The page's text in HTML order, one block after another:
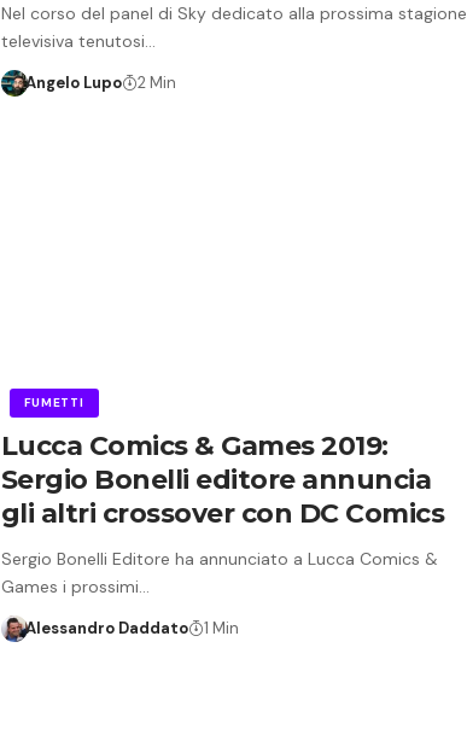
Nel corso del panel di Sky dedicato alla prossima stagione
televisiva tenutosi…
Angelo Lupo 2 Min
FUMETTI
Lucca Comics & Games 2019:
Sergio Bonelli editore annuncia
gli altri crossover con DC Comics
Sergio Bonelli Editore ha annunciato a Lucca Comics &
Games i prossimi…
Alessandro Daddato 1 Min